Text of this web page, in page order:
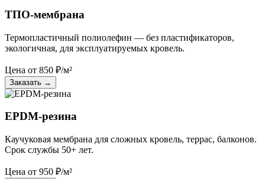
ТПО-мембрана
Термопластичный полиолефин — без пластификаторов,
экологичная, для эксплуатируемых кровель.
Цена от 850 ₽/м²
Заказать →
EPDM-резина
Каучуковая мембрана для сложных кровель, террас, балконов.
Срок службы 50+ лет.
Цена от 950 ₽/м²